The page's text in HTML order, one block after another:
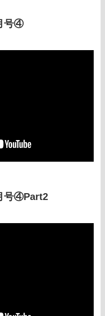
号④
号④Part2